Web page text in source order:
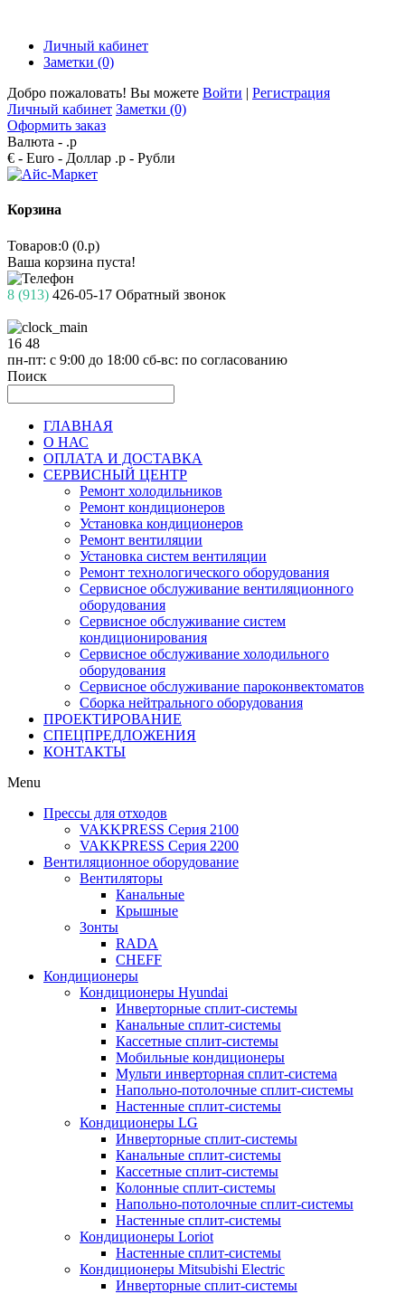
Личный кабинет
Заметки (0)
Добро пожаловать! Вы можете Войти | Регистрация
Личный кабинет Заметки (0)
Оформить заказ
Валюта - .р
€ - Euro - Доллар .р - Рубли
Корзина
Товаров:0 (0.р)
Ваша корзина пуста!
8 (913) 426-05-17 Обратный звонок
16 48
пн-пт: с 9:00 до 18:00 сб-вс: по согласованию
Поиск
ГЛАВНАЯ
О НАС
ОПЛАТА И ДОСТАВКА
СЕРВИСНЫЙ ЦЕНТР
Ремонт холодильников
Ремонт кондиционеров
Установка кондиционеров
Ремонт вентиляции
Установка систем вентиляции
Ремонт технологического оборудования
Cервисное обслуживание вентиляционного
оборудования
Cервисное обслуживание систем
кондиционирования
Cервисное обслуживание холодильного
оборудования
Сервисное обслуживание пароконвектоматов
Сборка нейтрального оборудования
ПРОЕКТИРОВАНИЕ
СПЕЦПРЕДЛОЖЕНИЯ
КОНТАКТЫ
Menu
Прессы для отходов
VAKKPRESS Серия 2100
VAKKPRESS Серия 2200
Вентиляционное оборудование
Вентиляторы
Канальные
Крышные
Зонты
RADA
CHEFF
Кондиционеры
Кондиционеры Hyundai
Инверторные сплит-системы
Канальные сплит-системы
Кассетные сплит-системы
Мобильные кондиционеры
Мульти инверторная сплит-система
Напольно-потолочные сплит-системы
Настенные сплит-системы
Кондиционеры LG
Инверторные сплит-системы
Канальные сплит-системы
Кассетные сплит-системы
Колонные сплит-системы
Напольно-потолочные сплит-системы
Настенные сплит-системы
Кондиционеры Loriot
Настенные сплит-системы
Кондиционеры Mitsubishi Electric
Инверторные сплит-системы